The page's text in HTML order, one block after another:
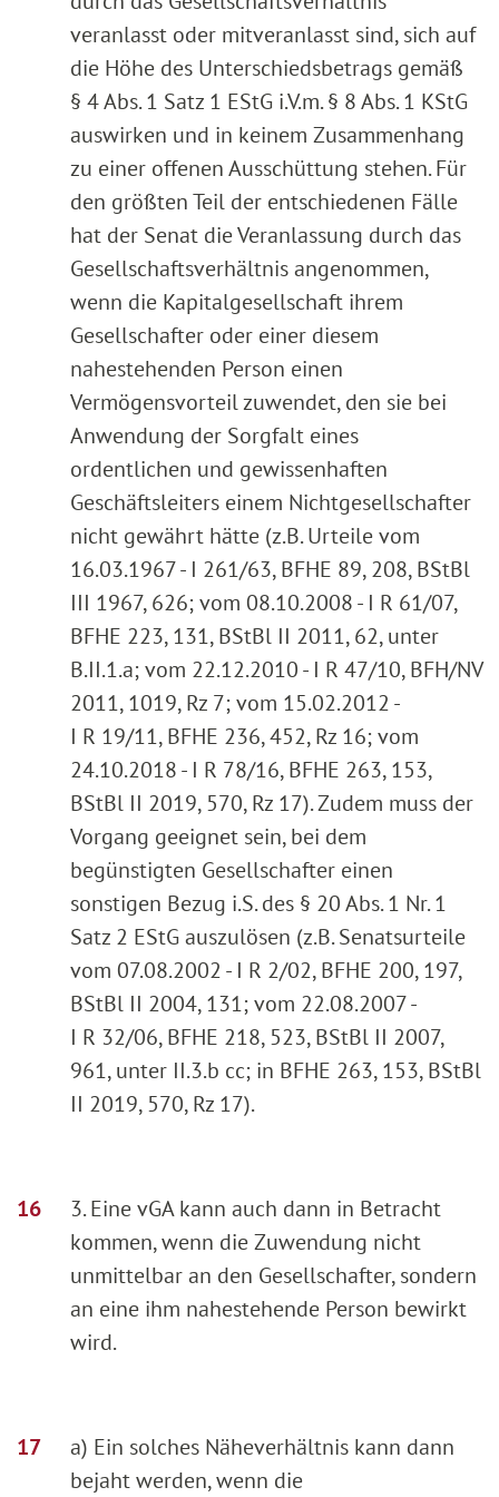
veranlasst oder mitveranlasst sind, sich auf
die Höhe des Unterschiedsbetrags gemäß
§ 4 Abs. 1 Satz 1 EStG i.V.m. § 8 Abs. 1 KStG
auswirken und in keinem Zusammenhang
zu einer offenen Ausschüttung stehen. Für
den größten Teil der entschiedenen Fälle
hat der Senat die Veranlassung durch das
Gesellschaftsverhältnis angenommen,
wenn die Kapitalgesellschaft ihrem
Gesellschafter oder einer diesem
nahestehenden Person einen
Vermögensvorteil zuwendet, den sie bei
Anwendung der Sorgfalt eines
ordentlichen und gewissenhaften
Geschäftsleiters einem Nichtgesellschafter
nicht gewährt hätte (z.B. Urteile vom
16.03.1967 - I 261/63, BFHE 89, 208, BStBl
III 1967, 626; vom 08.10.2008 - I R 61/07,
BFHE 223, 131, BStBl II 2011, 62, unter
B.II.1.a; vom 22.12.2010 - I R 47/10, BFH/NV
2011, 1019, Rz 7; vom 15.02.2012 -
I R 19/11, BFHE 236, 452, Rz 16; vom
24.10.2018 - I R 78/16, BFHE 263, 153,
BStBl II 2019, 570, Rz 17). Zudem muss der
Vorgang geeignet sein, bei dem
begünstigten Gesellschafter einen
sonstigen Bezug i.S. des § 20 Abs. 1 Nr. 1
Satz 2 EStG auszulösen (z.B. Senatsurteile
vom 07.08.2002 - I R 2/02, BFHE 200, 197,
BStBl II 2004, 131; vom 22.08.2007 -
I R 32/06, BFHE 218, 523, BStBl II 2007,
961, unter II.3.b cc; in BFHE 263, 153, BStBl
II 2019, 570, Rz 17).
3. Eine vGA kann auch dann in Betracht
kommen, wenn die Zuwendung nicht
unmittelbar an den Gesellschafter, sondern
an eine ihm nahestehende Person bewirkt
wird.
a) Ein solches Näheverhältnis kann dann
bejaht werden, wenn die